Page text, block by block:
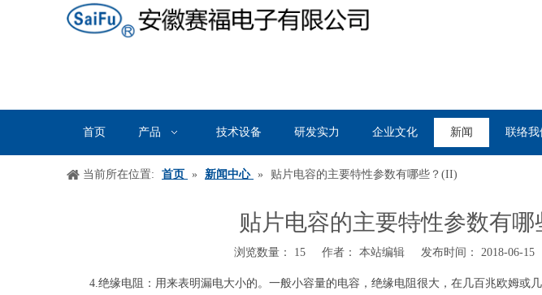
首页 产品 技术设备 研发实力 企业文化 新闻 联络我
当前所在位置: 首页 » 新闻中心 » 贴片电容的主要特性参数有哪些？(II)
贴片电容的主要特性参数有哪
浏览数量： 15 作者： 本站编辑 发布时间： 2018-06-
["wechat","weibo","qzone","douban","email"]
4.绝缘电阻：用来表明漏电大小的。一般小容量的电容，绝缘电阻很大，在几百兆欧姆或